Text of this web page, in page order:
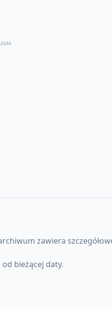
zawiera
bieżącej daty.